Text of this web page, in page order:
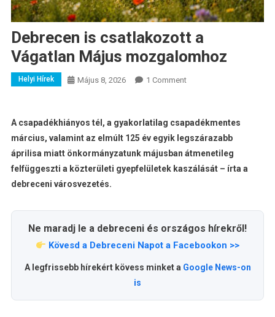
Debrecen is csatlakozott a
Vágatlan Május mozgalomhoz
Helyi Hírek Május 8, 2026 1 Comment
A csapadékhiányos tél, a gyakorlatilag csapadékmentes
március, valamint az elmúlt 125 év egyik legszárazabb
áprilisa miatt önkormányzatunk májusban átmenetileg
felfüggeszti a közterületi gyepfelületek kaszálását – írta a
debreceni városvezetés.
Ne maradj le a debreceni és országos hírekről!
Kövesd a Debreceni Napot a Facebookon >>
A legfrissebb hírekért kövess minket a Google News-on
is